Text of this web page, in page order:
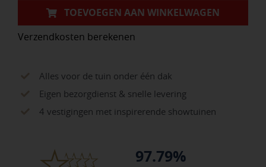
TOEVOEGEN AAN WINKELWAGEN
Verzendkosten berekenen
Alles voor de tuin onder één dak
Eigen bezorgdienst & snelle levering
4 vestigingen met inspirerende showtuinen
97.79%